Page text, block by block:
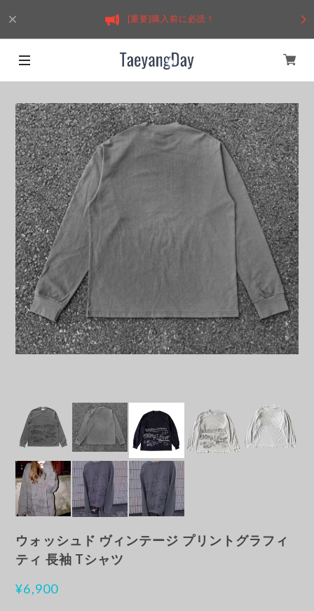
[重要]購入前に必読！
ウォッシュド ヴィンテージ プリントグラフィ
ティ 長袖 Tシャツ
¥6,900